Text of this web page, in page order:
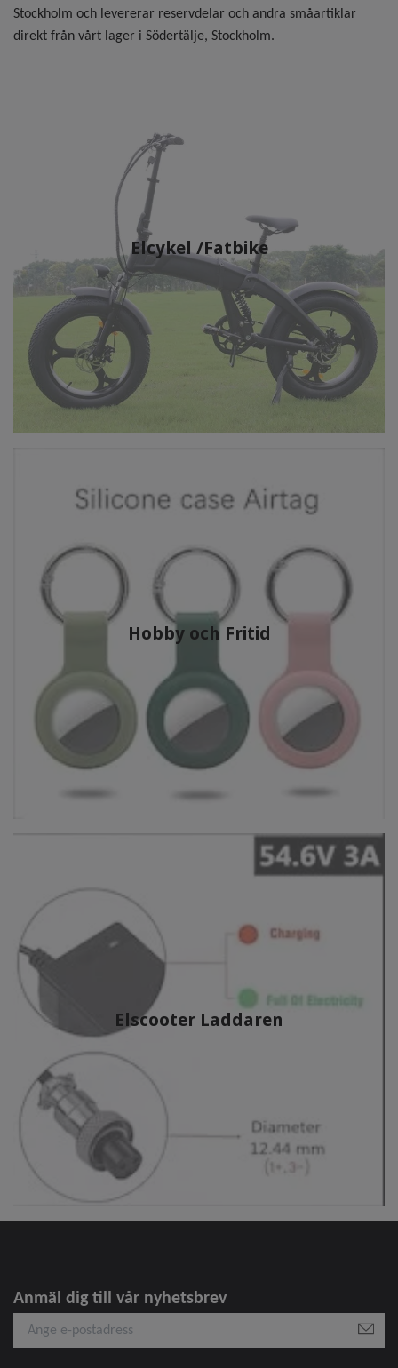
Stockholm och levererar reservdelar och andra småartiklar
direkt från vårt lager i Södertälje, Stockholm.
Elcykel /Fatbike
Hobby och Fritid
Elscooter Laddaren
Anmäl dig till vår nyhetsbrev